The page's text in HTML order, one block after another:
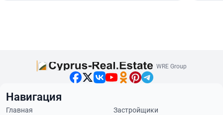
WRE Group
Навигация
Главная
Застройщики